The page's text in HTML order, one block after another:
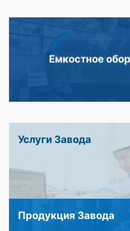
Емкостное
Услуги Завода
Продукция Завода